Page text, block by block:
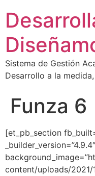
Sistema de Gestión
Desarrollo a la
Funza 6
[et_pb_section
_builder_version=”4.9.4″
content/uploads/2021/